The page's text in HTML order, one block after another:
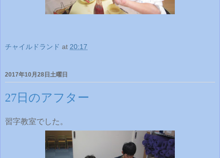
チャイルドランド at 20:17
2017年10月28日土曜日
27日のアフター
習字教室でした。